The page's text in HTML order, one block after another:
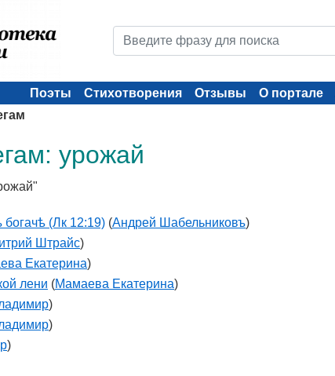
Поэты Стихотворения Отзывы О портале
урожай
(Лк 12:19) (Андрей Шабельниковъ)
Штрайс)
Екатерина)
лени (Мамаева Екатерина)
)
)
)